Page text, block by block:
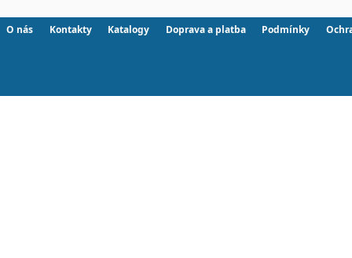
O nás Kontakty Katalogy Doprava a platba Podmínky